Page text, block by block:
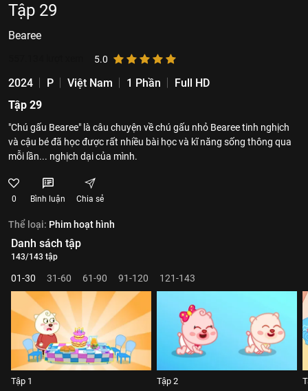
Tập 29
Bearee
5.0
2024 P Việt Nam 1 Phần
Full HD
Tập 29
"Chú gấu Bearee" là câu chuyện về chú gấu nhỏ Bearee tinh nghịch
và cậu bé đã học được rất nhiều bài học và kĩ năng sống thông qua
mỗi lần... nghịch dại của mình.
0 Bình luận Chia sẻ
Thể loại: Phim hoạt hình
Danh sách tập
143/143 tập
01-30 31-60 61-90 91-120 121-143
Tập 1 Tập 2